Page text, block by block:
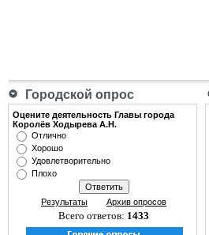
Городской опрос
Оцените деятельность Главы города
Королёв Ходырева А.Н.
Отлично
Хорошо
Удовлетворительно
Плохо
Результаты Архив опросов
Всего ответов: 1433